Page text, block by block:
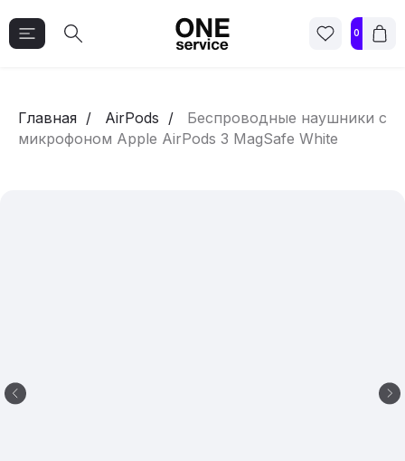
0
Главная AirPods
Беспроводные наушники с
микрофоном Apple AirPods 3 MagSafe White